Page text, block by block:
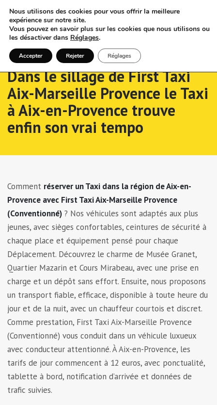
Dans le sillage de First Taxi
Aix-Marseille Provence le Taxi
à Aix-en-Provence trouve
enfin son vrai tempo
Comment réserver un Taxi dans la région de Aix-en-
Provence avec First Taxi Aix-Marseille Provence
(Conventionné) ? Nos véhicules sont adaptés aux plus
jeunes, avec sièges confortables, ceintures de sécurité à
chaque place et équipement pensé pour chaque
Déplacement. Découvrez le charme de Musée Granet,
Quartier Mazarin et Cours Mirabeau, avec une prise en
charge et un dépôt sans effort. Ensuite, nous proposons
un transport fiable, efficace, disponible à toute heure du
jour et de la nuit, avec un chauffeur courtois et discret.
Comme prestation, First Taxi Aix-Marseille Provence
(Conventionné) vous conduit dans un véhicule luxueux
avec conducteur attentionné. À Aix-en-Provence, les
tarifs de jour commencent à 12 euros, avec ponctualité,
tablette à bord, notification d’arrivée et données de
trafic suivies.
Nous utilisons des cookies pour vous offrir la meilleure
expérience sur notre site.
Vous pouvez en savoir plus sur les cookies que nous utilisons ou
les désactiver dans Réglages.
Accepter Rejeter Réglages